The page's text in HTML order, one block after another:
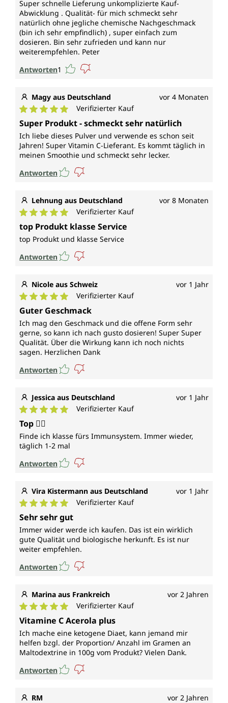
Super schnelle Lieferung unkomplizierte Kauf-
Abwicklung . Qualität- für mich schmeckt sehr
natürlich ohne jegliche chemische Nachgeschmack
(bin ich sehr empfindlich) , super einfach zum
dosieren. Bin sehr zufrieden und kann nur
weiterempfehlen. Peter
Antworten1
Magy aus Deutschland vor 4 Monaten
Durchschnittliche Bewertung von 5 von 5 Sternen
Verifizierter Kauf
Super Produkt - schmeckt sehr natürlich
Ich liebe dieses Pulver und verwende es schon seit
Jahren! Super Vitamin C-Lieferant. Es kommt täglich in
meinen Smoothie und schmeckt sehr lecker.
Antworten
Lehnung aus Deutschland vor 8 Monaten
Durchschnittliche Bewertung von 5 von 5 Sternen
Verifizierter Kauf
top Produkt klasse Service
top Produkt und klasse Service
Antworten
Nicole aus Schweiz vor 1 Jahr
Durchschnittliche Bewertung von 5 von 5 Sternen
Verifizierter Kauf
Guter Geschmack
Ich mag den Geschmack und die offene Form sehr
gerne, so kann ich nach gusto dosieren! Super Super
Qualität. Über die Wirkung kann ich noch nichts
sagen. Herzlichen Dank
Antworten
Jessica aus Deutschland vor 1 Jahr
Durchschnittliche Bewertung von 5 von 5 Sternen
Verifizierter Kauf
Top 👍🏼
Finde ich klasse fürs Immunsystem. Immer wieder,
täglich 1-2 mal
Antworten
Vira Kistermann aus Deutschland vor 1 Jahr
Durchschnittliche Bewertung von 5 von 5 Sternen
Verifizierter Kauf
Sehr sehr gut
Immer wider werde ich kaufen. Das ist ein wirklich
gute Qualität und biologische herkunft. Es ist nur
weiter empfehlen.
Antworten
Marina aus Frankreich vor 2 Jahren
Durchschnittliche Bewertung von 5 von 5 Sternen
Verifizierter Kauf
Vitamine C Acerola plus
Ich mache eine ketogene Diaet, kann jemand mir
helfen bzgl. der Proportion/ Anzahl im Gramen an
Maltodextrine in 100g vom Produkt? Vielen Dank.
Antworten
RM vor 2 Jahren